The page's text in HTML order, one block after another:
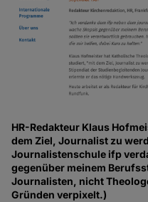
HR-Redakteur Klaus
dem Ziel, Journalist zu
Journalistenschule ifp
gegenüber meinem
Journalisten, nicht
Gründen verpixelt.)